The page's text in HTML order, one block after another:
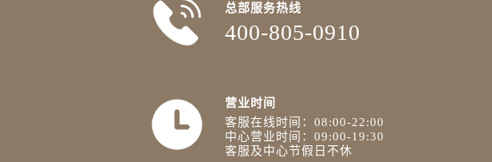
总部服务热线
400-805-0910
营业时间
客服在线时间：08:00-22:00
中心营业时间：09:00-19:30
客服及中心节假日不休